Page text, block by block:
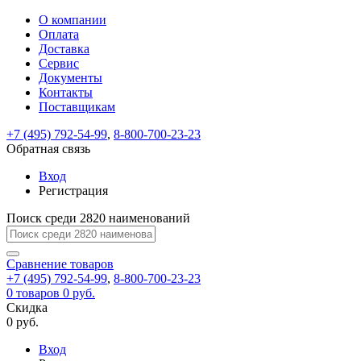
ВходРегистрация
test@example.com
отправлена
по
ней
завершения
регистрации.
Ок
Запомнить
меня
Забыли
Восстановление
пароля
Заполните
форму.
Мы
отправим
ссылку
указанный
электронный
перейдя
по
которой
вы
задать
На
вашу
почту
test@test.ru
ссылка.
Перейдите
по
для
смены
пароля.
Введите
новый
пароль
Сменить
Пароль
успешно
восстановлен
Обратная
связь
Сообщение
пользовательского
сообщение
успешно
отправлено.
О компании
Оплата
Доставка
Сервис
Документы
Контакты
Поставщикам
+7 (495) 792-54-99, 8-800-700-23-23
Обратная связь
Вход
Регистрация
Поиск среди 2820 наименований
Сравнение товаров
+7 (495) 792-54-99, 8-800-700-23-23
0 товаров 0 руб.
Скидка
0 руб.
Вход